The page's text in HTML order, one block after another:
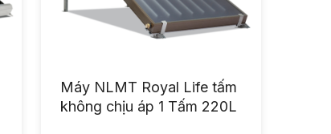
Máy NLMT Royal Life tấm
không chịu áp 1 Tấm 220L